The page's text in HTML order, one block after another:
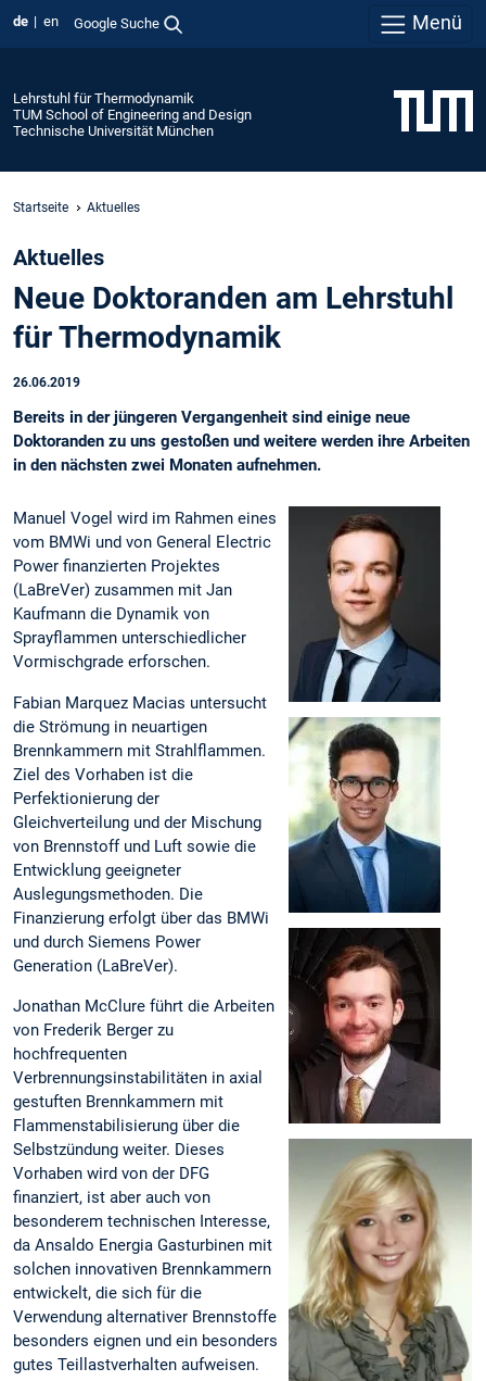
de en Google Suche Menü
Lehrstuhl für Thermodynamik
TUM School of Engineering and Design
Technische Universität München
Startseite Aktuelles
Aktuelles
Neue Doktoranden am Lehrstuhl
für Thermodynamik
26.06.2019
Bereits in der jüngeren Vergangenheit sind einige neue
Doktoranden zu uns gestoßen und weitere werden ihre Arbeiten
in den nächsten zwei Monaten aufnehmen.
Manuel Vogel wird im Rahmen eines
vom BMWi und von General Electric
Power finanzierten Projektes
(LaBreVer) zusammen mit Jan
Kaufmann die Dynamik von
Sprayflammen unterschiedlicher
Vormischgrade erforschen.
Fabian Marquez Macias untersucht
die Strömung in neuartigen
Brennkammern mit Strahlflammen.
Ziel des Vorhaben ist die
Perfektionierung der
Gleichverteilung und der Mischung
von Brennstoff und Luft sowie die
Entwicklung geeigneter
Auslegungsmethoden. Die
Finanzierung erfolgt über das BMWi
und durch Siemens Power
Generation (LaBreVer).
Jonathan McClure führt die Arbeiten
von Frederik Berger zu
hochfrequenten
Verbrennungsinstabilitäten in axial
gestuften Brennkammern mit
Flammenstabilisierung über die
Selbstzündung weiter. Dieses
Vorhaben wird von der DFG
finanziert, ist aber auch von
besonderem technischen Interesse,
da Ansaldo Energia Gasturbinen mit
solchen innovativen Brennkammern
entwickelt, die sich für die
Verwendung alternativer Brennstoffe
besonders eignen und ein besonders
gutes Teillastverhalten aufweisen.